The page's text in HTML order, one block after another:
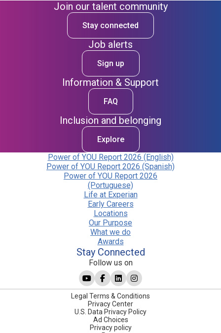
Join our talent community
Stay connected
Job alerts
Sign up
Information & Support
FAQ
Inclusion and belonging
Explore
Power of YOU Report 2026 (English)
Power of YOU Report 2026 (Spanish)
Power of YOU Report 2026
(Portuguese)
Life at Experian
Early Careers
Locations
Our Purpose
What we do
Awards
Stay Connected
Follow us on
Legal Terms & Conditions
Privacy Center
U.S. Data Privacy Policy
Ad Choices
Privacy policy